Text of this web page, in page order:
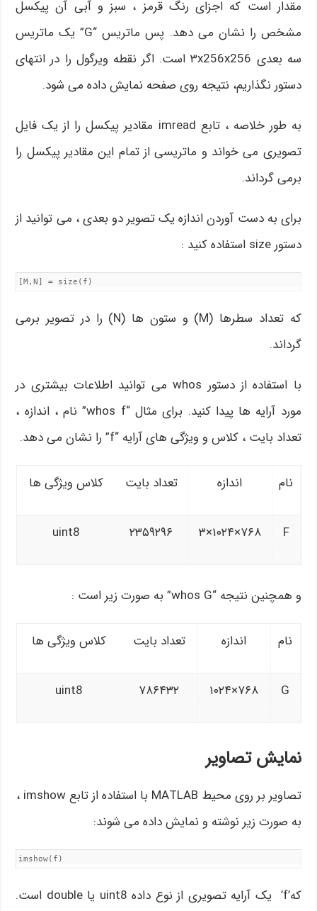
مقدار است که اجزای رنگ قرمز ، سبز و آبی آن پیکسل
مشخص را نشان می دهد. پس ماتریس “G” یک ماتریس
سه بعدی ۳x256x256 است. اگر نقطه ویرگول را در انتهای
دستور نگذاریم، نتیجه روی صفحه نمایش داده می شود.
به طور خلاصه ، تابع imread مقادیر پیکسل را از یک فایل
تصویری می خواند و ماتریسی از تمام این مقادیر پیکسل را
برمی گرداند.
برای به دست آوردن اندازه یک تصویر دو بعدی ، می توانید از
دستور size استفاده کنید :
[M,N] = size(f)
که تعداد سطرها (M) و ستون ها (N) را در تصویر برمی
گرداند.
با استفاده از دستور whos می توانید اطلاعات بیشتری در
مورد آرایه ها پیدا کنید. برای مثال “whos f” نام ، اندازه ،
تعداد بایت ، کلاس و ویژگی های آرایه “f” را نشان می دهد.
نام اندازه تعداد بایت کلاس ویژگی ها
F ۷۶۸×۱۰۲۴×۳ ۲۳۵۹۲۹۶ uint8
و همچنین نتیجه “whos G” به صورت زیر است :
نام اندازه تعداد بایت کلاس ویژگی ها
G ۷۶۸×۱۰۲۴ ۷۸۶۴۳۲ uint8
نمایش تصاویر
تصاویر بر روی محیط MATLAB با استفاده از تابع imshow ،
به صورت زیر نوشته و نمایش داده می شوند:
imshow(f)
که’f’ یک آرایه تصویری از نوع داده uint8 یا double است.